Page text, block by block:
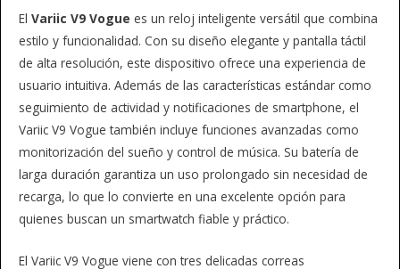
El Variic V9 Vogue es un reloj inteligente versátil que combina
estilo y funcionalidad. Con su diseño elegante y pantalla táctil
de alta resolución, este dispositivo ofrece una experiencia de
usuario intuitiva. Además de las características estándar como
seguimiento de actividad y notificaciones de smartphone, el
Variic V9 Vogue también incluye funciones avanzadas como
monitorización del sueño y control de música. Su batería de
larga duración garantiza un uso prolongado sin necesidad de
recarga, lo que lo convierte en una excelente opción para
quienes buscan un smartwatch fiable y práctico.
El Variic V9 Vogue viene con tres delicadas correas